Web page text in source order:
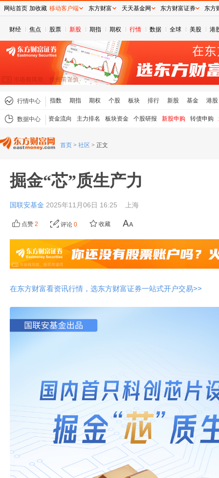
财经 焦点 股票 新股 期指 期权 行情 数据 全球 美股 港
行情中心 指数 期指 期权 个股 板块 排行 新股 基金 港股
数据中心 资金流向 主力排名 板块资金 个股研报 新股申购 转债申购
首页 > 社区 > 正文
掘金“芯”质生产力
国联安基金 2025年11月06日 16:25 上海
点赞 2 评论 0 收藏
在东方财富看资讯行情，选东方财富证券一站式开户交易>>
网站首页 加收藏 移动客户端 东方财富 天天基金网 东方财富证券 东方